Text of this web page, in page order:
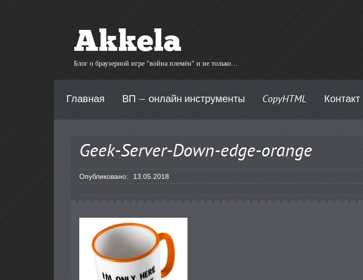
Akkela
Блог о браузерной игре "война племён" и не только…
Главная ВП — онлайн инструменты CopyHTML Контакт
Geek-Server-Down-edge-orange
Опубликовано: 13.05.2018